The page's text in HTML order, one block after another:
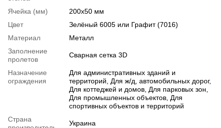
Ячейка (мм)
200х50 мм
Цвет
Зелёный 6005 или Графит (7016)
Материал
Металл
Заполнение
пролетов
Сварная сетка 3D
Назначение
ограждения
Для административных зданий и
территорий, Для ж/д, автомобильных дорог,
Для коттеджей и домов, Для парковых зон,
Для промышленных объектов, Для
спортивных объектов и территорий
Страна
Украина